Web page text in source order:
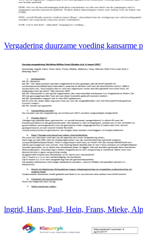
Vergadering duurzame voeding kansarme
lngrid, Hans, Paul, Hein, Frans, Mieke,